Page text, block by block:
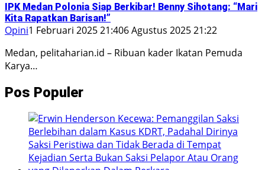
IPK Medan Polonia Siap Berkibar! Benny Sihotang: “Mari
Kita Rapatkan Barisan!”
Opini1 Februari 2025 21:406 Agustus 2025 21:22
Medan, pelitaharian.id – Ribuan kader Ikatan Pemuda
Karya…
Pos Populer